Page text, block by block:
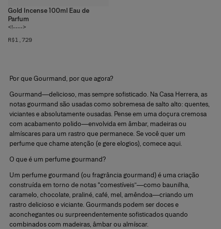
Gold Incense 100ml Eau de
Parfum
<!---->
R$1,729
Por que Gourmand, por que agora?
Gourmand—delicioso, mas sempre sofisticado. Na Casa Herrera, as
notas gourmand são usadas como sobremesa de salto alto: quentes,
viciantes e absolutamente ousadas. Pense em uma doçura cremosa
com acabamento polido—envolvida em âmbar, madeiras ou
almíscares para um rastro que permanece. Se você quer um
perfume que chame atenção (e gere elogios), comece aqui.
O que é um perfume gourmand?
Um perfume gourmand (ou fragrância gourmand) é uma criação
construída em torno de notas “comestíveis”—como baunilha,
caramelo, chocolate, praliné, café, mel, amêndoa—criando um
rastro delicioso e viciante. Gourmands podem ser doces e
aconchegantes ou surpreendentemente sofisticados quando
combinados com madeiras, âmbar ou almíscar.